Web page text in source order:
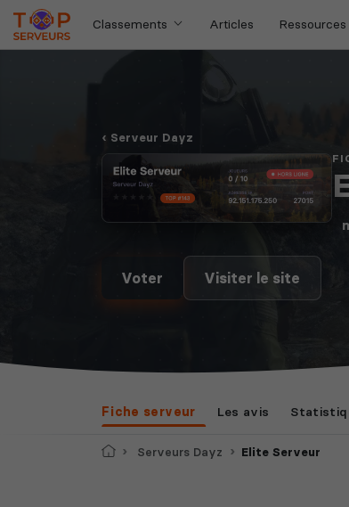
Classements Articles Ressources
Serveur Dayz
Voter Visiter le site
Fiche serveur Les avis
AccueilServeurs Dayz Elite Serveur